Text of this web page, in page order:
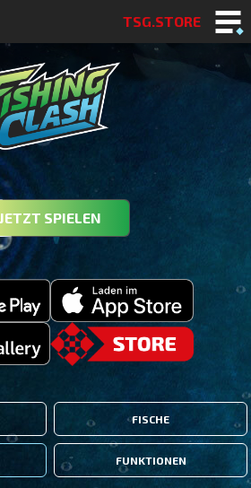
TSG.STORE
JETZT SPIELEN
FISCHE
FUNKTIONEN